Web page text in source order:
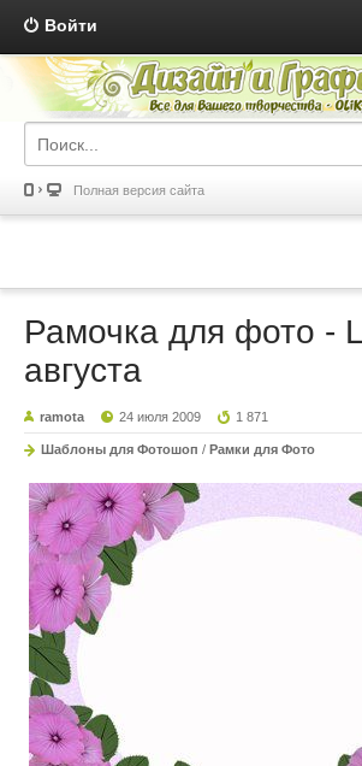
Войти
Полная версия сайта
Рамочка для фото -
августа
ramota 24 июля 2009 1 871
Шаблоны для Фотошоп / Рамки для Фото